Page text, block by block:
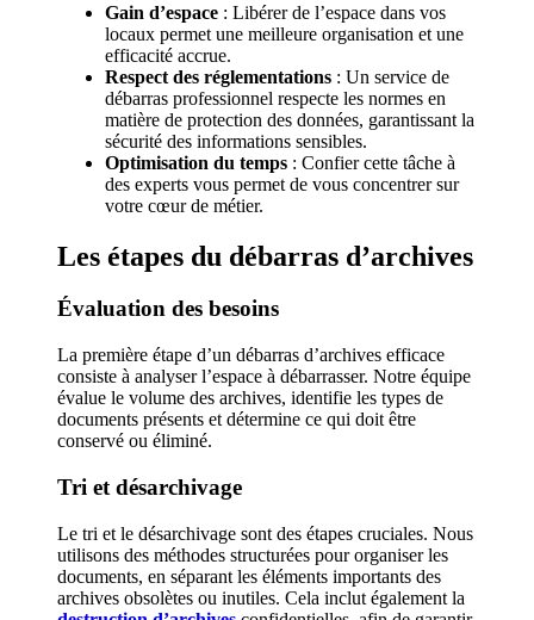
Gain d’espace : Libérer de l’espace dans vos
locaux permet une meilleure organisation et une
efficacité accrue.
Respect des réglementations : Un service de
débarras professionnel respecte les normes en
matière de protection des données, garantissant la
sécurité des informations sensibles.
Optimisation du temps : Confier cette tâche à
des experts vous permet de vous concentrer sur
votre cœur de métier.
Les étapes du débarras d’archives
Évaluation des besoins
La première étape d’un débarras d’archives efficace
consiste à analyser l’espace à débarrasser. Notre équipe
évalue le volume des archives, identifie les types de
documents présents et détermine ce qui doit être
conservé ou éliminé.
Tri et désarchivage
Le tri et le désarchivage sont des étapes cruciales. Nous
utilisons des méthodes structurées pour organiser les
documents, en séparant les éléments importants des
archives obsolètes ou inutiles. Cela inclut également la